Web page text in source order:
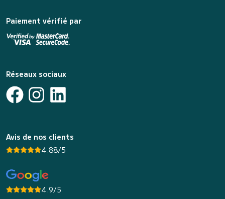
Paiement vérifié par
Réseaux sociaux
Avis de nos clients
4.88/5
4.9/5